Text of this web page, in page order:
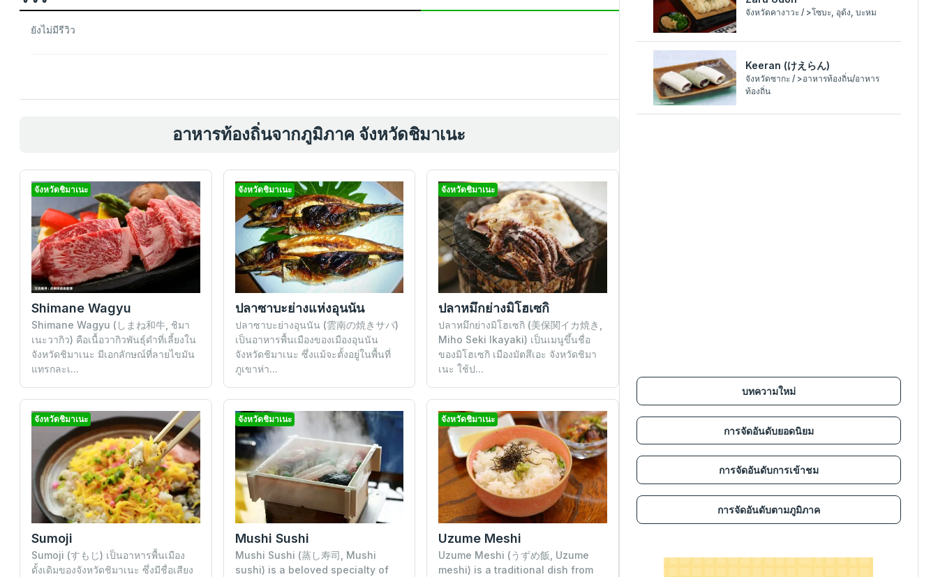
ยังไม่มีรีวิว
อาหารท้องถิ่นจากภูมิภาค จังหวัดชิมาเนะ
จังหวัดชิมาเนะ
Shimane Wagyu
Shimane Wagyu (しまね和牛, ชิมา
เนะวากิว) คือเนื้อวากิวพันธุ์ดำที่เลี้ยงใน
จังหวัดชิมาเนะ มีเอกลักษณ์ที่ลายไขมัน
แทรกละเ...
จังหวัดชิมาเนะ
ปลาซาบะย่างแห่งอุนนัน
ปลาซาบะย่างอุนนัน (雲南の焼きサバ)
เป็นอาหารพื้นเมืองของเมืองอุนนัน
จังหวัดชิมาเนะ ซึ่งแม้จะตั้งอยู่ในพื้นที่
ภูเขาห่า...
จังหวัดชิมาเนะ
ปลาหมึกย่างมิโฮเซกิ
ปลาหมึกย่างมิโฮเซกิ (美保関イカ焼き,
Miho Seki Ikayaki) เป็นเมนูขึ้นชื่อ
ของมิโฮเซกิ เมืองมัตสึเอะ จังหวัดชิมา
เนะ ใช้ป...
จังหวัดชิมาเนะ
Sumoji
Sumoji (すもじ) เป็นอาหารพื้นเมือง
ดั้งเดิมของจังหวัดชิมาเนะ ซึ่งมีชื่อเสียง
จังหวัดชิมาเนะ
Mushi Sushi
Mushi Sushi (蒸し寿司, Mushi
sushi) is a beloved specialty of
จังหวัดชิมาเนะ
Uzume Meshi
Uzume Meshi (うずめ飯, Uzume
meshi) is a traditional dish from
จังหวัดคางาวะ / >โซบะ, อุด้ง, บะหม
Keeran (けえらん)
จังหวัดซากะ / >อาหารท้องถิ่น/อาหาร
ท้องถิ่น
บทความใหม่
การจัดอันดับยอดนิยม
การจัดอันดับการเข้าชม
การจัดอันดับตามภูมิภาค